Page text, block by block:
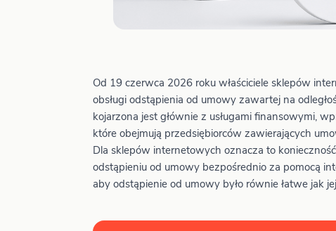
Od 19 czerwca 2026 roku właściciele sklepów
obsługi odstąpienia od umowy zawartej na
kojarzona jest głównie z usługami finansowymi,
które obejmują przedsiębiorców zawierających
Dla sklepów internetowych oznacza to
odstąpieniu od umowy bezpośrednio za pomocą
aby odstąpienie od umowy było równie łatwe jak